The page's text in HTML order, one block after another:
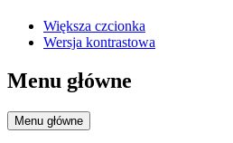
Większa czcionka
Wersja kontrastowa
Menu główne
Menu główne